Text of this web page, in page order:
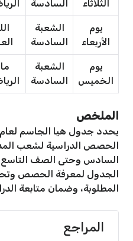
الثلاثاء
السادسة
يوم
الأربعاء
الشعبة
السادسة
يوم
الخميس
الشعبة
السادسة
الملخص
الحصص الدراسية لشعب
السادس وحتى الصف التاسع،
الجدول لمعرفة الحصص
المطلوبة، وضمان متابعة
المراجع